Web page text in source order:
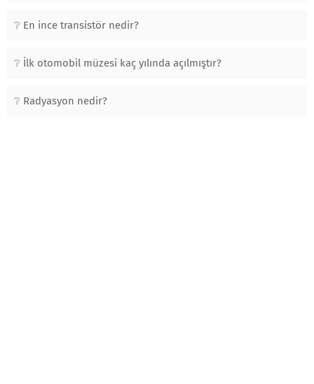
En ince transistör nedir?
İlk otomobil müzesi kaç yılında açılmıştır?
Radyasyon nedir?